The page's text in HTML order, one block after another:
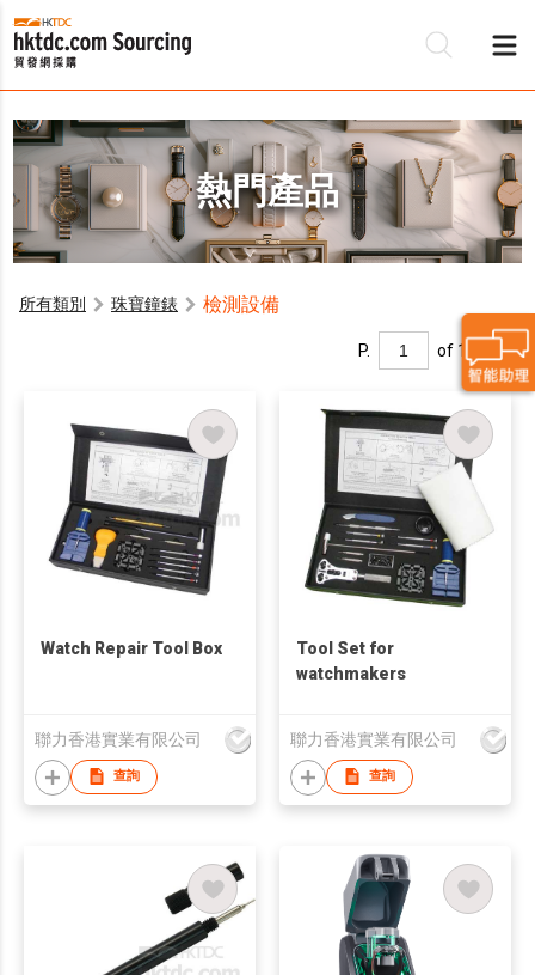
熱門產品
所有類別 珠寶鐘錶 檢測設備
P. of 1
Watch Repair Tool Box
聯力香港實業有限公司
查詢
Tool Set for
watchmakers
聯力香港實業有限公司
查詢